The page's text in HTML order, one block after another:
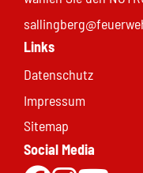
Links
Datenschutz
Impressum
Sitemap
Social Media